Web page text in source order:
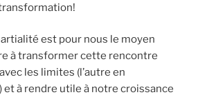
est pour nous le moyen
à transformer cette rencontre
les limites (l’autre en
et à rendre utile à notre croissance